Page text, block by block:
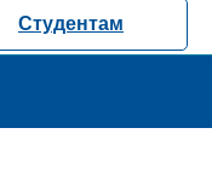
Студентам